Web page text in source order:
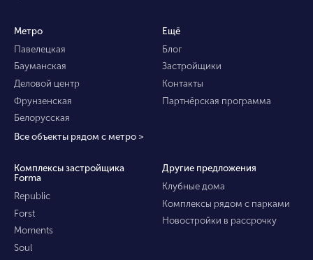
Метро
Павелецкая
Бауманская
Деловой центр
Фрунзенская
Белорусская
Все объекты рядом с метро >
Ещё
Блог
Застройщики
Контакты
Партнёрская программа
Комплексы застройщика
Forma
Republic
Forst
Moments
Soul
Другие предложения
Клубные дома
Комплексы рядом с парками
Новостройки в рассрочку